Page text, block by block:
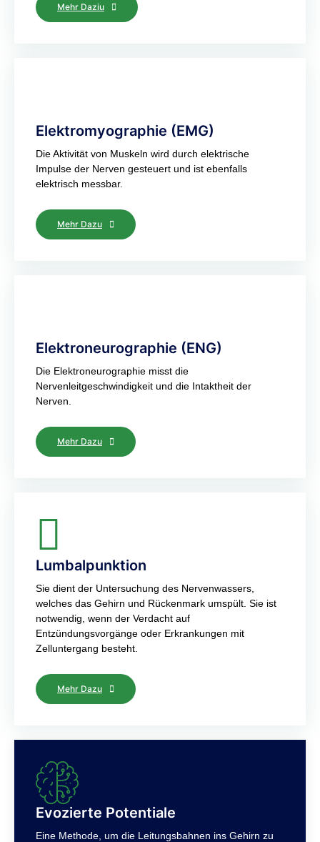
Mehr Daziu
Elektromyographie (EMG)
Die Aktivität von Muskeln wird durch elektrische
Impulse der Nerven gesteuert und ist ebenfalls
elektrisch messbar.
Mehr Dazu
Elektroneurographie (ENG)
Die Elektroneurographie misst die
Nervenleitgeschwindigkeit und die Intaktheit der
Nerven.
Mehr Dazu
Lumbalpunktion
Sie dient der Untersuchung des Nervenwassers,
welches das Gehirn und Rückenmark umspült. Sie ist
notwendig, wenn der Verdacht auf
Entzündungsvorgänge oder Erkrankungen mit
Zelluntergang besteht.
Mehr Dazu
Evozierte Potentiale
Eine Methode, um die Leitungsbahnen ins Gehirn zu